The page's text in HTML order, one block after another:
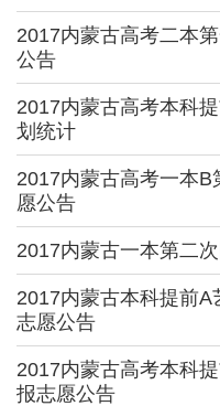
2017内蒙古高考二本
公告
2017内蒙古高考本科
划统计
2017内蒙古高考一本
愿公告
2017内蒙古一本第二
2017内蒙古本科提前A
志愿公告
2017内蒙古高考本科
报志愿公告